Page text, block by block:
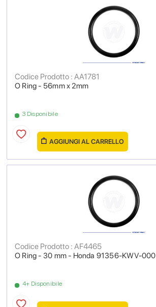
O Ring - 56mm x 2mm
Codice Prodotto : AA1781
3 Disponibile
AGGIUNGI AL CARRELLO
O Ring - 30 mm - Honda 91356-KWV-000
Codice Prodotto : AF4465
4+ Disponibile